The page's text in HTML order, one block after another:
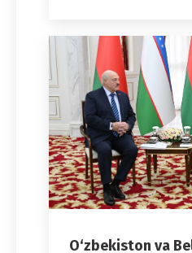
O‘zbekiston va